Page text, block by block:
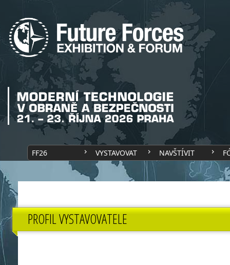
FF26 VYSTAVOVAT NAVŠTÍVIT
PROFIL VYSTAVOVATELE